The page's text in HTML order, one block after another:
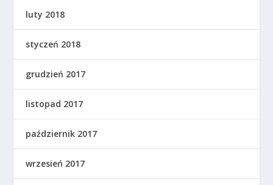
luty 2018
styczeń 2018
grudzień 2017
listopad 2017
październik 2017
wrzesień 2017